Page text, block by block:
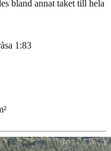
bland annat taket till hela
1:83